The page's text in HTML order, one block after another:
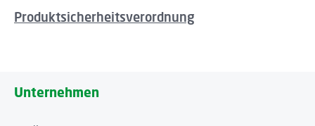
Produktsicherheitsverordnung
Unternehmen